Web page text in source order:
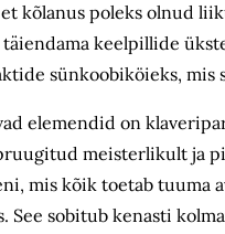
et kõlanus poleks olnud
keelpillide
sünkoobiköieks, mis
elemendid on
meisterlikult ja
mis kõik toetab tuuma
See sobitub kenasti